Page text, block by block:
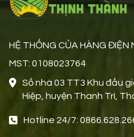
HỆ THỐNG CỦA HÀNG ĐIỆN
MST: 0108023764
Số nhà 03 TT3 Khu đấu
Hiệp, huyện Thanh Trì,
Hotline 24/7: